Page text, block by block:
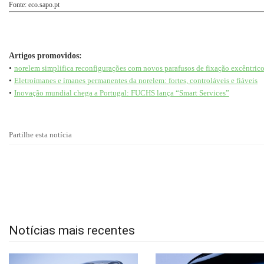
Fonte: eco.sapo.pt
Artigos promovidos:
• norelem simplifica reconfigurações com novos parafusos de fixação
• Eletroímanes e ímanes permanentes da norelem: fortes, controláveis e fiáveis
• Inovação mundial chega a Portugal: FUCHS lança “Smart Services”
Partilhe esta notícia
Notícias mais recentes